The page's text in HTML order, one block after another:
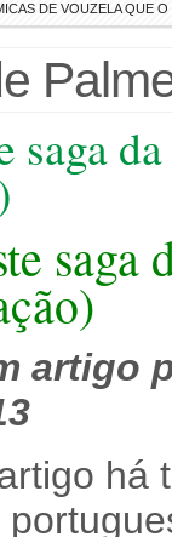
DE VOUZELA QUE
saga
artigo
há